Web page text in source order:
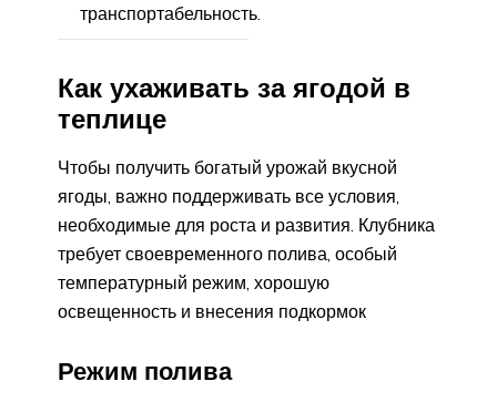
транспортабельность.
Как ухаживать за ягодой в
теплице
Чтобы получить богатый урожай вкусной
ягоды, важно поддерживать все условия,
необходимые для роста и развития. Клубника
требует своевременного полива, особый
температурный режим, хорошую
освещенность и внесения подкормок
Режим полива